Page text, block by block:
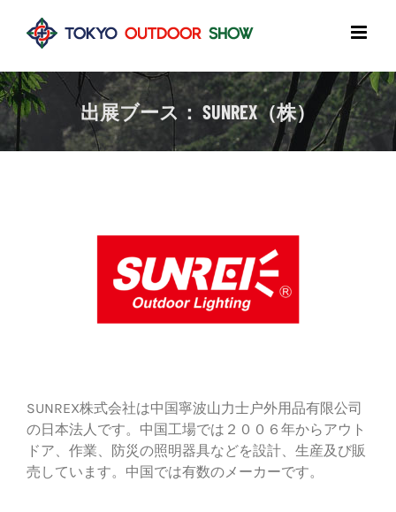
content
出展ブース： SUNREX（株）
SUNREX株式会社は中国寧波山力士户外用品有限公司
の日本法人です。中国工場では２００６年からアウト
ドア、作業、防災の照明器具などを設計、生産及び販
売しています。中国では有数のメーカーです。